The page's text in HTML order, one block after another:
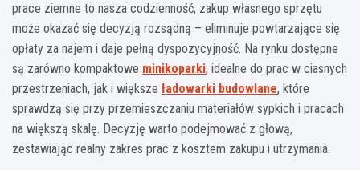
prace ziemne to nasza codzienność, zakup własnego sprzętu
może okazać się decyzją rozsądną – eliminuje powtarzające się
opłaty za najem i daje pełną dyspozycyjność. Na rynku dostępne
są zarówno kompaktowe minikoparki, idealne do prac w ciasnych
przestrzeniach, jak i większe ładowarki budowlane, które
sprawdzą się przy przemieszczaniu materiałów sypkich i pracach
na większą skalę. Decyzję warto podejmować z głową,
zestawiając realny zakres prac z kosztem zakupu i utrzymania.